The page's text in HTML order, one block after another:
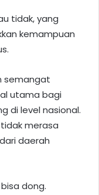
tidak, yang
kemampuan
semangat
utama bagi
di level nasional.
merasa
daerah
dong.